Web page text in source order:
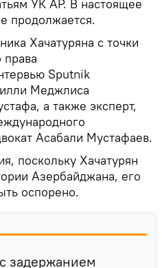
УК АР. В настоящее
продолжается.
Хачатуряна с точки
Sputnik
Меджлиса
а также эксперт,
Асабали Мустафаев.
поскольку Хачатурян
Азербайджана, его
оспорено.
задержанием